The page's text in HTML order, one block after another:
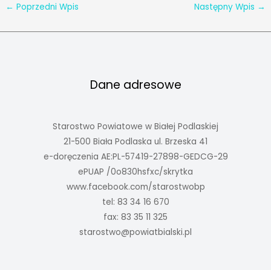
← Poprzedni Wpis Następny Wpis →
Dane adresowe
Starostwo Powiatowe w Białej Podlaskiej
21-500 Biała Podlaska ul. Brzeska 41
e-doręczenia AE:PL-57419-27898-GEDCG-29
ePUAP /0o830hsfxc/skrytka
www.facebook.com/starostwobp
tel: 83 34 16 670
fax: 83 35 11 325
starostwo@powiatbialski.pl